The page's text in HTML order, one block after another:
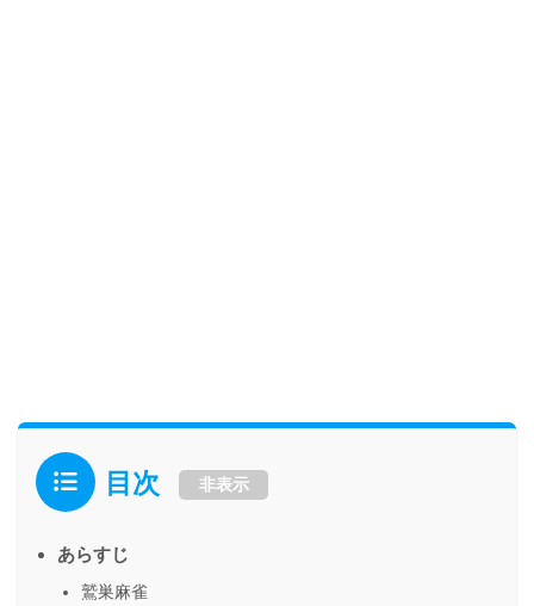
目次 非表示
あらすじ
鷲巣麻雀